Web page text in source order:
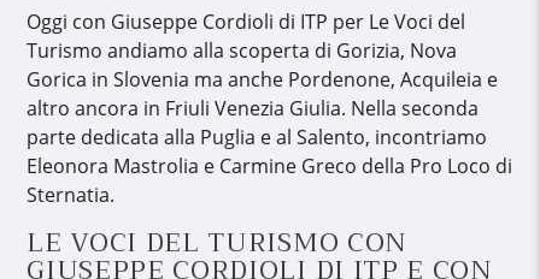
Oggi con Giuseppe Cordioli di ITP per Le Voci del
Turismo andiamo alla scoperta di Gorizia, Nova
Gorica in Slovenia ma anche Pordenone, Acquileia e
altro ancora in Friuli Venezia Giulia. Nella seconda
parte dedicata alla Puglia e al Salento, incontriamo
Eleonora Mastrolia e Carmine Greco della Pro Loco di
Sternatia.
LE VOCI DEL TURISMO CON
GIUSEPPE CORDIOLI DI ITP E CON